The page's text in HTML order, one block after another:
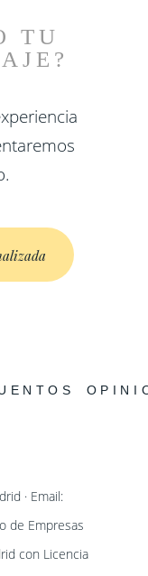
TU
· Email:
de Empresas
con Licencia